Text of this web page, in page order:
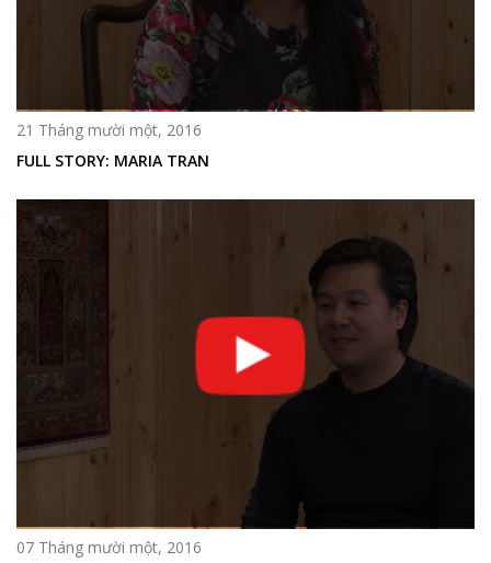
21 Tháng mười một, 2016
FULL STORY: MARIA TRAN
07 Tháng mười một, 2016